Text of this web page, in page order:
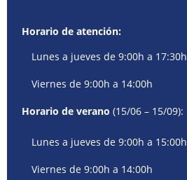
Horario de atención:
Lunes a jueves de 9:00h a 17:30h
Viernes de 9:00h a 14:00h
Horario de verano (15/06 – 15/09):
Lunes a jueves de 9:00h a 15:00h
Viernes de 9:00h a 14:00h